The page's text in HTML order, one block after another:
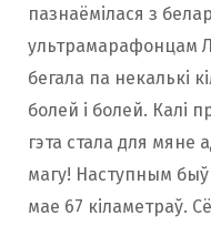
пазнаёмілася з
ультрамарафонцам
бегала па некалькі
болей і болей. Калі
гэта стала для
магу! Наступным быў
мае 67 кіламетраў.